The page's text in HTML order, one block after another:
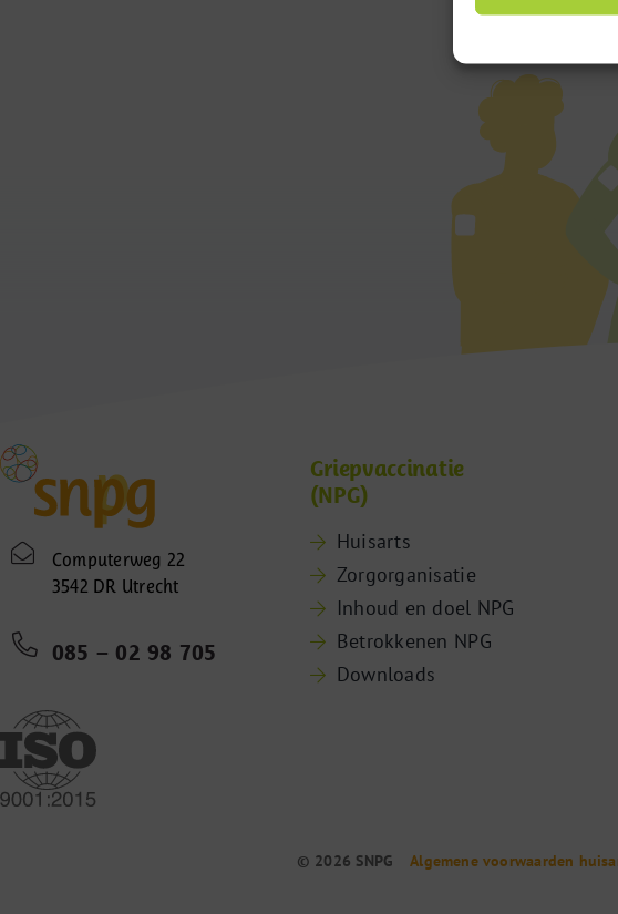
Computerweg 22
3542 DR Utrecht
085 – 02 98 705
Griepvaccinatie
(NPG)
Huisarts
Zorgorganisatie
Inhoud en doel NPG
Betrokkenen NPG
Downloads
© 2026 SNPG Algemene voorwaarden